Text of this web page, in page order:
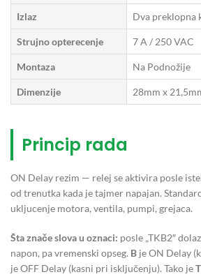
Izlaz Dva preklopna
Strujno opterecenje 7 A / 250 VAC
Montaza Na Podnožije
Dimenzije 28mm x
Princip rada
ON Delay rezim — relej se aktivira posle
od trenutka kada je tajmer napajan.
ukljucenje motora, ventila, pumpi, grejaca.
Šta znače slova u oznaci: posle „TKB2″
napon, pa vremenski opseg. B je ON Delay
je OFF Delay (kasni pri isključenju). Tako je